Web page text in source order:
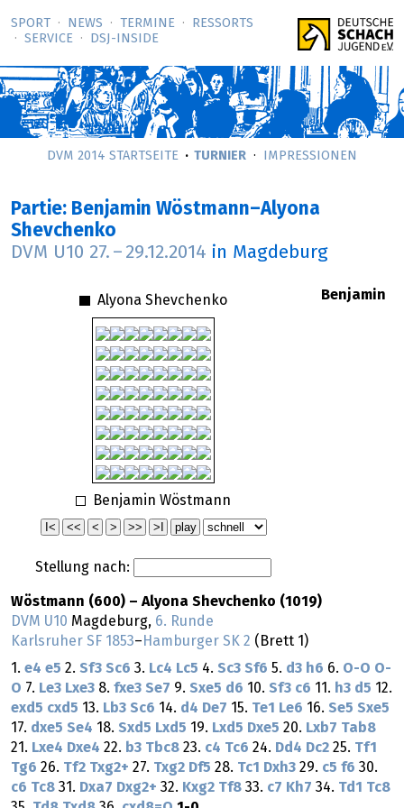
SPORT NEWS TERMINE
RESSORTS
SERVICE
DSJ-­INSIDE
DVM 2014 STARTSEITE TURNIER IMPRESSIONEN
Partie: Benjamin Wöstmann–Alyona
Shevchenko
DVM U10 27. – 29.12.2014 in Magdeburg
Alyona Shevchenko
Benjamin Wöstmann
Stellung nach:
Benjamin
Wöstmann (600) – Alyona Shevchenko (1019)
DVM U10 Magdeburg, 6. Runde
Karlsruher SF 1853– Hamburger SK 2 (Brett 1)
1. e4 e5 2. Sf3 Sc6 3. Lc4 Lc5 4. Sc3 Sf6 5. d3 h6 6. O-O O-
O 7. Le3 Lxe3 8. fxe3 Se7 9. Sxe5 d6 10. Sf3 c6 11. h3 d5 12.
exd5 cxd5 13. Lb3 Sc6 14. d4 De7 15. Te1 Le6 16. Se5 Sxe5
17. dxe5 Se4 18. Sxd5 Lxd5 19. Lxd5 Dxe5 20. Lxb7 Tab8
21. Lxe4 Dxe4 22. b3 Tbc8 23. c4 Tc6 24. Dd4 Dc2 25. Tf1
Tg6 26. Tf2 Txg2+ 27. Txg2 Df5 28. Tc1 Dxh3 29. c5 f6 30.
c6 Tc8 31. Dxa7 Dxg2+ 32. Kxg2 Tf8 33. c7 Kh7 34. Td1 Tc8